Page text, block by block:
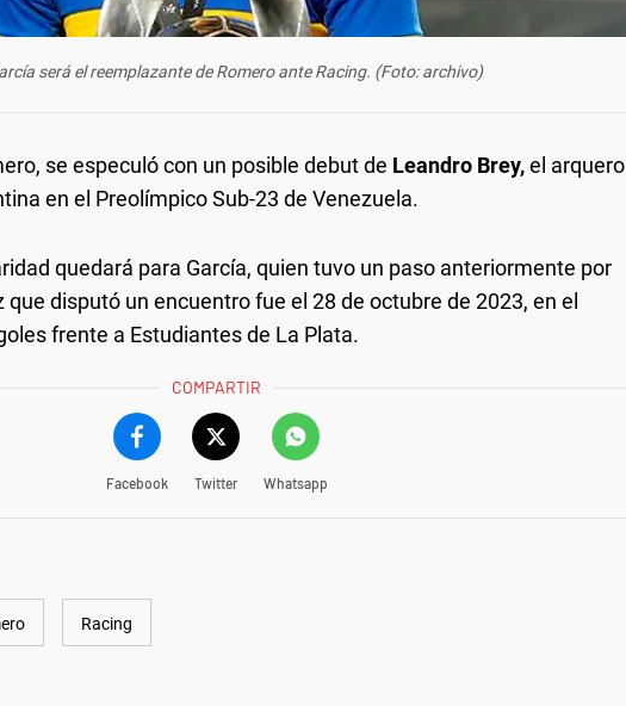
será el reemplazante de Romero ante Racing. (Foto: archivo)
se especuló con un posible debut de Leandro Brey,el arquero
en el Preolímpico Sub-23 de Venezuela.
quedará para García, quien tuvo un paso anteriormente por
que disputó un encuentro fue el 28 de octubre de 2023, en el
frente a Estudiantes de La Plata.
COMPARTIR
Facebook Twitter Whatsapp
Racing